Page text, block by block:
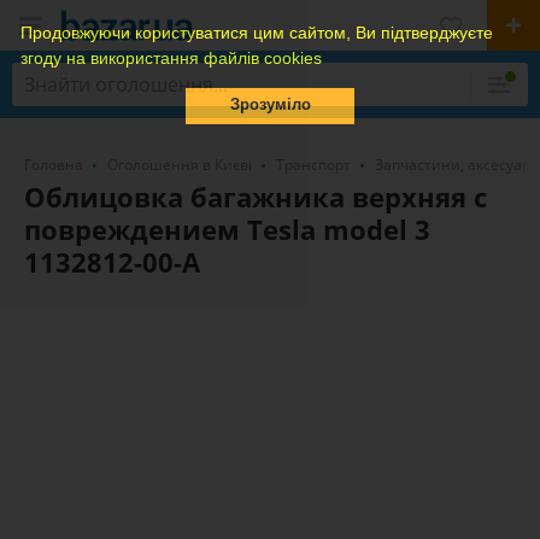
Продовжуючи користуватися цим сайтом, Ви підтверджуєте
згоду на використання файлів cookies
Зрозуміло
Облицовка багажника верхняя с
повреждением Tesla model 3
1132812-00-A